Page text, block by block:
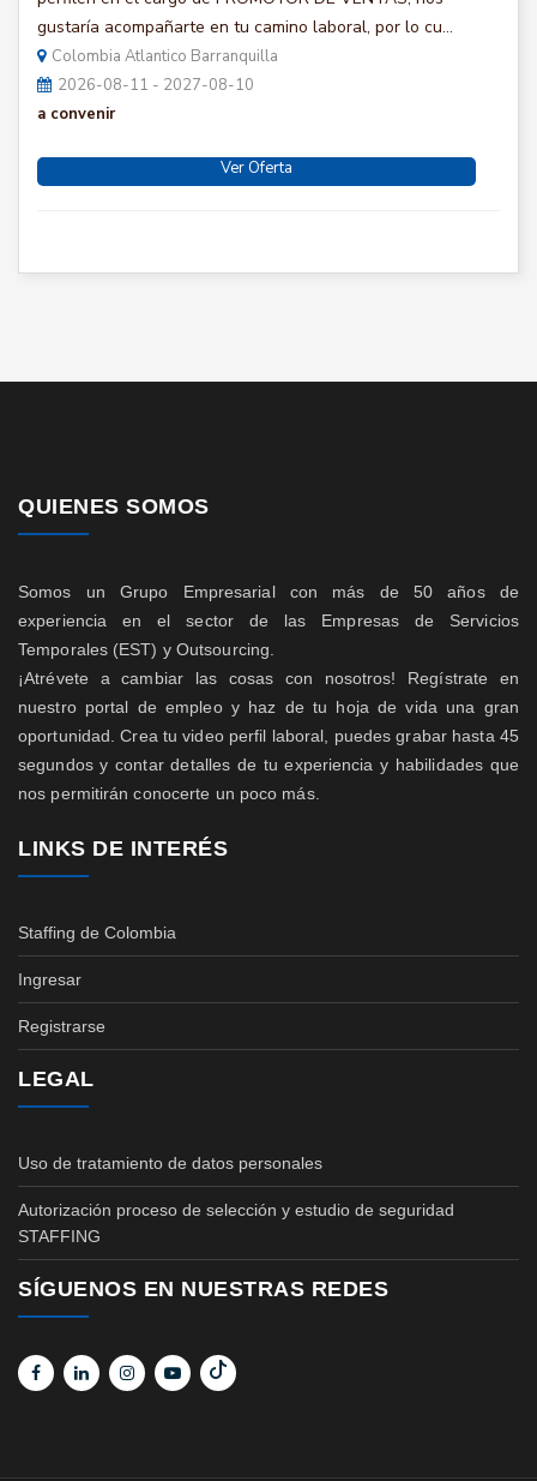
gustaría acompañarte en tu camino laboral, por lo cu...
Colombia Atlantico Barranquilla
2026-08-11 - 2027-08-10
a convenir
Ver Oferta
QUIENES SOMOS
Somos un Grupo Empresarial con más de 50 años de
experiencia en el sector de las Empresas de Servicios
Temporales (EST) y Outsourcing.
¡Atrévete a cambiar las cosas con nosotros! Regístrate en
nuestro portal de empleo y haz de tu hoja de vida una gran
oportunidad. Crea tu video perfil laboral, puedes grabar hasta 45
segundos y contar detalles de tu experiencia y habilidades que
nos permitirán conocerte un poco más.
LINKS DE INTERÉS
Staffing de Colombia
Ingresar
Registrarse
LEGAL
Uso de tratamiento de datos personales
Autorización proceso de selección y estudio de seguridad
STAFFING
SÍGUENOS EN NUESTRAS REDES